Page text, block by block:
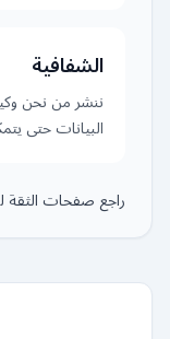
الشفافية
ننشر من نحن
البيانات حتى
راجع صفحات الثقة